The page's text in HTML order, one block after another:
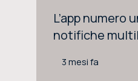
L’app
notifiche
3 mesi fa